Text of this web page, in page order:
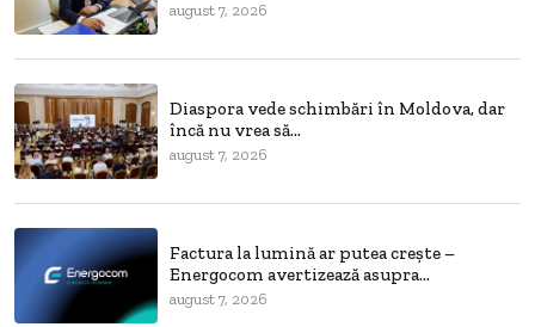
august 7, 2026
Diaspora vede schimbări în Moldova, dar
încă nu vrea să...
august 7, 2026
Factura la lumină ar putea crește –
Energocom avertizează asupra...
august 7, 2026